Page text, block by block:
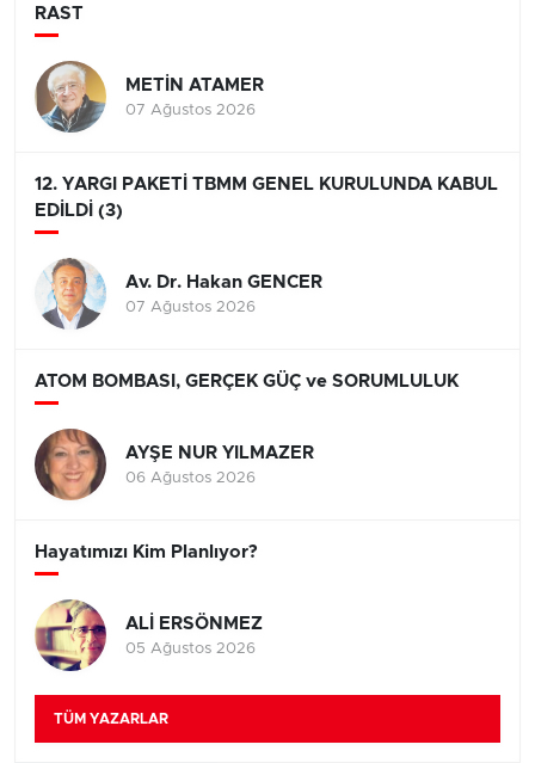
RAST
METİN ATAMER
07 Ağustos 2026
12. YARGI PAKETİ TBMM GENEL KURULUNDA KABUL
EDİLDİ (3)
Av. Dr. Hakan GENCER
07 Ağustos 2026
ATOM BOMBASI, GERÇEK GÜÇ ve SORUMLULUK
AYŞE NUR YILMAZER
06 Ağustos 2026
Hayatımızı Kim Planlıyor?
ALİ ERSÖNMEZ
05 Ağustos 2026
TÜM YAZARLAR